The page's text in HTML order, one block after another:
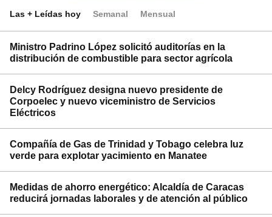
Las + Leídas hoy Semanal Mensual
Ministro Padrino López solicitó auditorías en la
distribución de combustible para sector agrícola
Delcy Rodríguez designa nuevo presidente de
Corpoelec y nuevo viceministro de Servicios
Eléctricos
Compañía de Gas de Trinidad y Tobago celebra luz
verde para explotar yacimiento en Manatee
Medidas de ahorro energético: Alcaldía de Caracas
reducirá jornadas laborales y de atención al público